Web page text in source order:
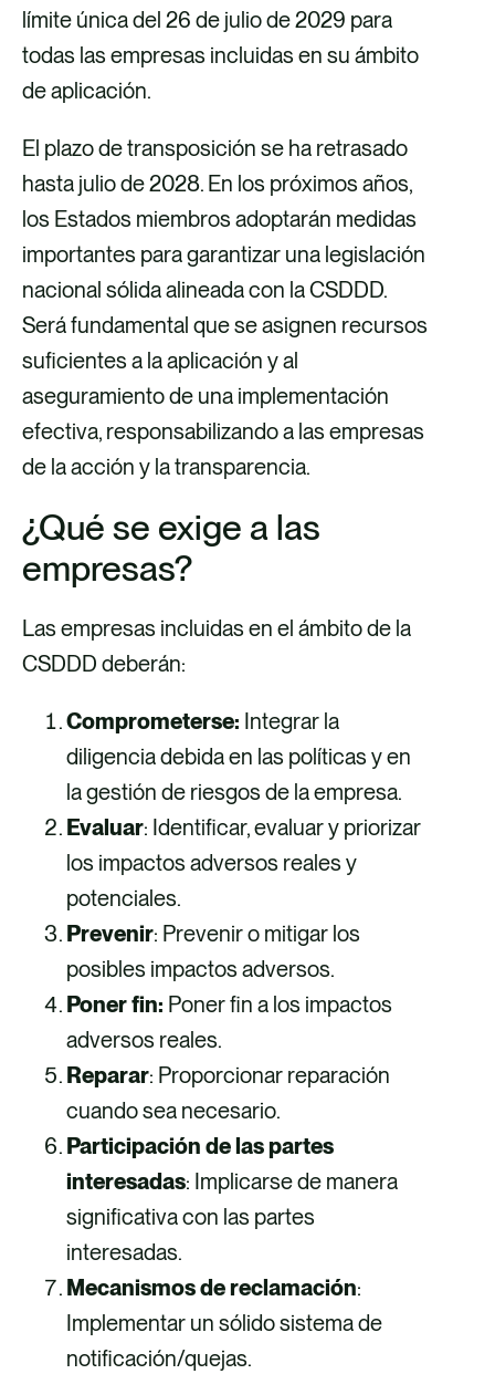
límite única del 26 de julio de 2029 para
todas las empresas incluidas en su ámbito
de aplicación.
El plazo de transposición se ha retrasado
hasta julio de 2028. En los próximos años,
los Estados miembros adoptarán medidas
importantes para garantizar una legislación
nacional sólida alineada con la CSDDD.
Será fundamental que se asignen recursos
suficientes a la aplicación y al
aseguramiento de una implementación
efectiva, responsabilizando a las empresas
de la acción y la transparencia.
¿Qué se exige a las
empresas?
Las empresas incluidas en el ámbito de la
CSDDD deberán:
Comprometerse: Integrar la
diligencia debida en las políticas y en
la gestión de riesgos de la empresa.
Evaluar: Identificar, evaluar y priorizar
los impactos adversos reales y
potenciales.
Prevenir: Prevenir o mitigar los
posibles impactos adversos.
Poner fin: Poner fin a los impactos
adversos reales.
Reparar: Proporcionar reparación
cuando sea necesario.
Participación de las partes
interesadas: Implicarse de manera
significativa con las partes
interesadas.
Mecanismos de reclamación:
Implementar un sólido sistema de
notificación/quejas.